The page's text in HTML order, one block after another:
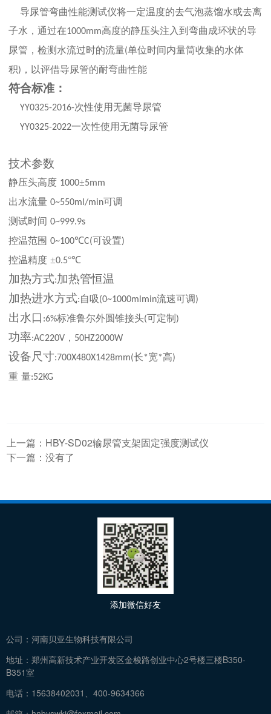
导尿管弯曲性能测试仪将一定温度的去气泡蒸馏水或去离
子水，通过在1000mm高度的静压头注入到弯曲成环状的导
尿管，检测水流过时的流量(单位时间内量筒收集的水体
积) ，以评借导尿管的耐弯曲性能
符合标准：
YY0325-2016-次性使用无菌导尿管
YY0325-2022一次性使用无菌导尿管
技术参数
静压头高度 1000±5mm
出水流量 0~550ml /min可调
测试时间 0~999.9s
控温范围 0~100℃C(可设置)
控温精度 ±0.5°℃
加热方式:加热管恒温
加热进水方式:自吸(0~1000mlmin流速可调)
出水口 :6%标准鲁尔外圆锥接头(可定制 )
功率:AC220V， 50HZ2000W
设备尺寸:700X480X1428mm(长*宽*高)
重 量:52KG
上一篇： HBY-SD02输尿管支架固定强度测试仪
下一篇：没有了
公司： 河南贝亚生物科技有限公司
地址： 郑州高新技术产业开发区金梭路创业中心2号楼三楼B350-
B351室
电话： 15638402031、400-9634366
添加微信好友